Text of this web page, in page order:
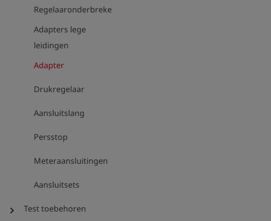
Regelaaronderbrekers
Adapters lege
leidingen
Adapter
Drukregelaar
Aansluitslang
Persstop
Meteraansluitingen
Aansluitsets
chevron_right Test toebehoren